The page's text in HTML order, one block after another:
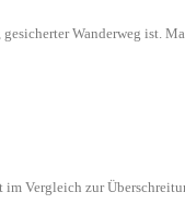
Wanderweg ist.
Vergleich zur